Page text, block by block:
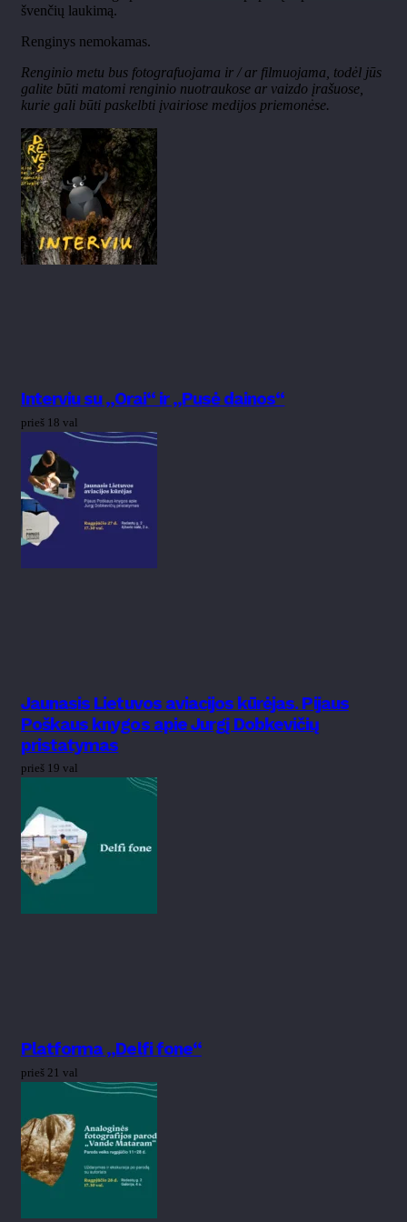
švenčių laukimą.
Renginys nemokamas.
Renginio metu bus fotografuojama ir / ar filmuojama, todėl jūs
galite būti matomi renginio nuotraukose ar vaizdo įrašuose,
kurie gali būti paskelbti įvairiose medijos priemonėse.
Interviu su „Orai“ ir „Pusė dainos“
prieš 18 val
Jaunasis Lietuvos aviacijos kūrėjas. Pijaus
Poškaus knygos apie Jurgį Dobkevičių
pristatymas
prieš 19 val
Platforma „Delfi fone“
prieš 21 val